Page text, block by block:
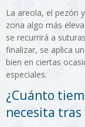
La areola, el pezón
zona algo más
se recurrirá a
finalizar, se aplica
bien en ciertas
especiales.
¿Cuánto
necesita tras